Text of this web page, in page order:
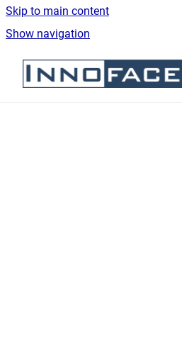
Skip to main content
Show navigation